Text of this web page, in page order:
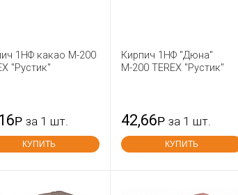
1НФ какао М-200
"Рустик"
Р за 1 шт.
КУПИТЬ
Кирпич 1НФ "Дюна"
М-200 TEREX "Рустик"
42,66Р за 1 шт.
КУПИТЬ